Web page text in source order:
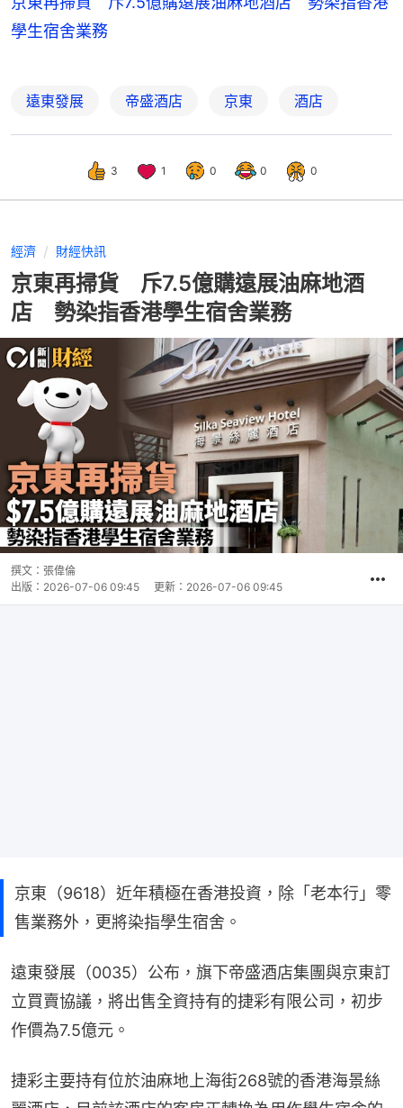
學生宿舍業務
遠東發展 帝盛酒店 京東 酒店
3 1 0 0 0
經濟 財經快訊
京東再掃貨 斥7.5億購遠展油麻地酒
店 勢染指香港學生宿舍業務
撰文： 張偉倫
出版： 2026-07-06 09:45 更新： 2026-07-06 09:45
京東（9618）近年積極在香港投資，除「老本行」零
售業務外，更將染指學生宿舍。
遠東發展（0035）公布，旗下帝盛酒店集團與京東訂
立買賣協議，將出售全資持有的捷彩有限公司，初步
作價為7.5億元。
捷彩主要持有位於油麻地上海街268號的香港海景絲